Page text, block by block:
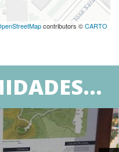
contributors ©CARTO